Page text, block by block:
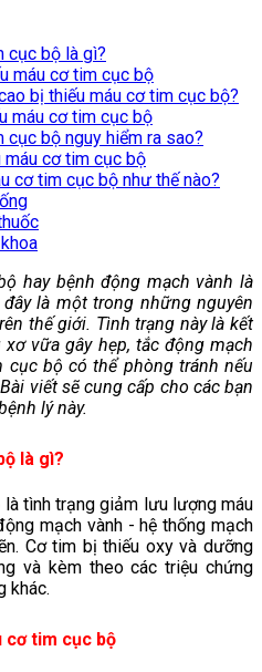
cục bộ là gì?
máu cơ tim cục bộ
bị thiếu máu cơ tim cục bộ?
máu cơ tim cục bộ
cục bộ nguy hiểm ra sao?
máu cơ tim cục bộ
cơ tim cục bộ như thế nào?
hay bệnh động mạch vành là
là một trong những nguyên
thế giới. Tình trạng này là kết
vữa gây hẹp, tắc động mạch
cục bộ có thể phòng tránh nếu
viết sẽ cung cấp cho các bạn
lý này.
là gì?
tình trạng giảm lưu lượng máu
mạch vành - hệ thống mạch
Cơ tim bị thiếu oxy và dưỡng
và kèm theo các triệu chứng
khác.
cơ tim cục bộ